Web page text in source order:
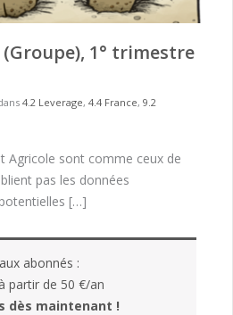
1° trimestre
4.2 Leverage, 4.4 France, 9.2
Agricole sont comme ceux de
pas les données
[…]
abonnés :
partir de 50 €/an
dès maintenant !